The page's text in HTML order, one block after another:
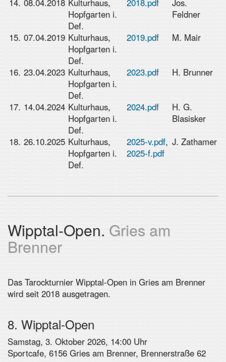
14. 08.04.2018 Kulturhaus,
Hopfgarten i.
Def.
2018.pdf
Jos.
Feldner
15. 07.04.2019 Kulturhaus,
Hopfgarten i.
Def.
2019.pdf M. Mair
16. 23.04.2023 Kulturhaus,
Hopfgarten i.
Def.
2023.pdf H. Brunner
17. 14.04.2024 Kulturhaus,
Hopfgarten i.
Def.
2024.pdf
H. G.
Blasisker
18. 26.10.2025 Kulturhaus,
Hopfgarten i.
Def.
2025-v.pdf,
2025-f.pdf
J. Zathamer
Wipptal-Open. Gries am
Brenner
Das Tarockturnier Wipptal-Open in Gries am Brenner
wird seit 2018 ausgetragen.
8. Wipptal-Open
Samstag, 3. Oktober 2026, 14:00 Uhr
Sportcafe, 6156 Gries am Brenner, Brennerstraße 62